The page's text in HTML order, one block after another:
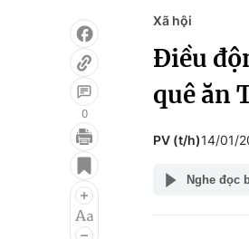
Điện ảnh
Âm nhạc
0
Xã hội
Điều
quê ăn
PV (t/h)14/01/
Nghe đọc